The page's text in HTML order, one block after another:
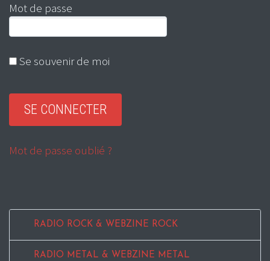
Mot de passe
Se souvenir de moi
Mot de passe oublié ?
RADIO ROCK & WEBZINE ROCK
RADIO METAL & WEBZINE METAL